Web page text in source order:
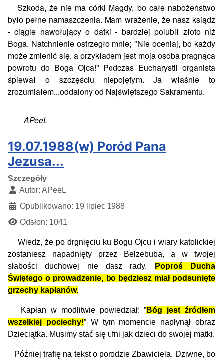
Szkoda, że nie ma córki Magdy, bo całe nabożeństwo
było pełne namaszczenia. Mam wrażenie, że nasz ksiądz
- ciągle nawołujący o datki - bardziej polubił złoto niż
Boga. Natchnienie ostrzegło mnie; "Nie oceniaj, bo każdy
może zmienić się, a przykładem jest moja osoba pragnąca
powrotu do Boga Ojca!" Podczas Eucharystii organista
śpiewał o szczęściu niepojętym. Ja właśnie to
zrozumiałem...oddalony od Najświętszego Sakramentu.
APeeL
19.07.1988(w) Poród Pana
Jezusa...
Szczegóły
Autor: APeeL
Opublikowano: 19 lipiec 1988
Odsłon: 1041
Wiedz, że po drgnięciu ku Bogu Ojcu i wiary katolickiej
zostaniesz napadnięty przez Belzebuba, a w twojej
słabości duchowej nie dasz rady.
Poproś Ducha
Świętego o prowadzenie, bo będziesz miał podsunięte
grzechy kapłanów.
Kapłan w modlitwie powiedział: ”Bóg jest źródłem
wszelkiej pociechy!” W tym momencie napłynął obraz
Dzieciątka. Musimy stać się ufni jak dzieci do swojej matki.
Później trafię na tekst o porodzie Zbawiciela. Dziwne, bo